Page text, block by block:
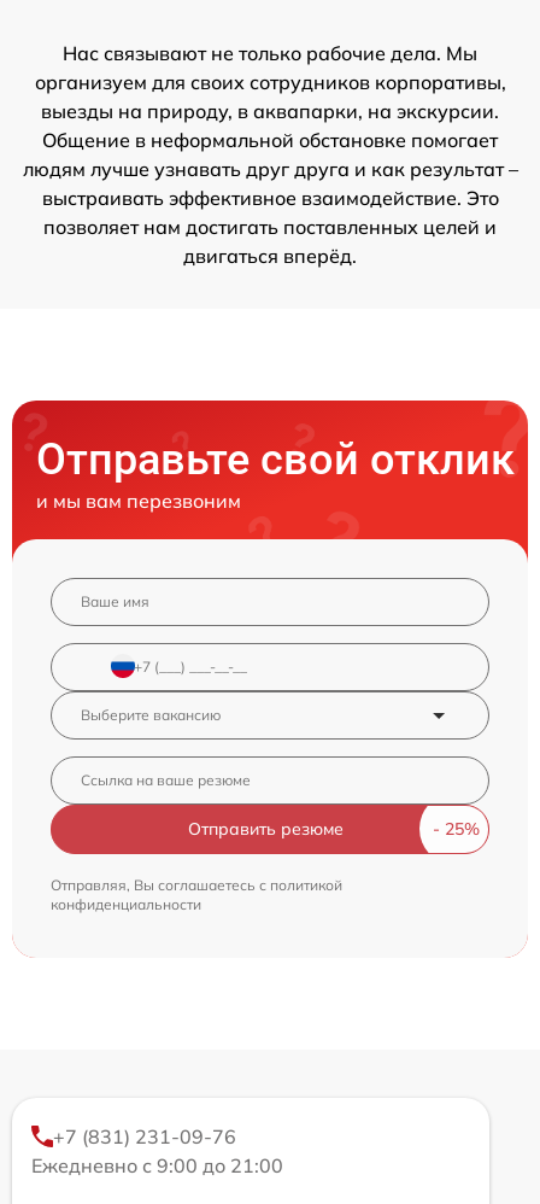
Нас связывают не только рабочие дела. Мы
организуем для своих сотрудников корпоративы,
выезды на природу, в аквапарки, на экскурсии.
Общение в неформальной обстановке помогает
людям лучше узнавать друг друга и как результат –
выстраивать эффективное взаимодействие. Это
позволяет нам достигать поставленных целей и
двигаться вперёд.
Отправьте свой отклик
и мы вам перезвоним
Отправить резюме
Отправляя, Вы соглашаетесь с политикой
конфиденциальности
+7 (831) 231-09-76
Ежедневно с 9:00 до 21:00